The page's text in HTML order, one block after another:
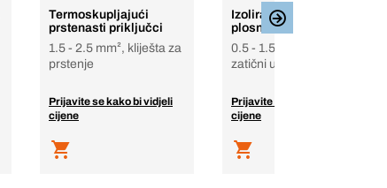
Termoskupljajući
prstenasti priključci
1.5 - 2.5 mm², kliješta za
prstenje
Prijavite se kako bi vidjeli
cijene
Izolirani "ženski"
plosnati priključak
0.5 - 1.5 mm², plosnati
zatični uložak
Prijavite se kako bi vidjeli
cijene